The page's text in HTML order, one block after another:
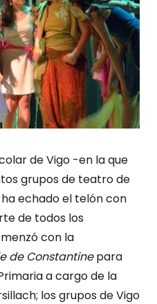
de Vigo -en la que
grupos de teatro de
ha echado el telón con
de todos los
con la
de Constantinepara
a cargo de la
los grupos de Vigo